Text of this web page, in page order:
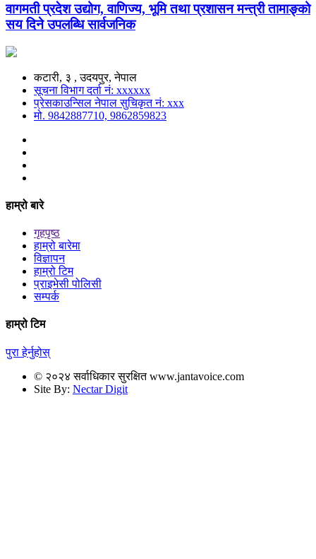
वागमती प्रदेश उद्योग, वाणिज्य, भूमि तथा प्रशासन मन्त्री तामाङ्को
सय दिने उपलब्धि सार्वजनिक
कटारी, ३ , उदयपुर, नेपाल
सूचना विभाग दर्ता नं: xxxxxx
प्रेसकाउन्सिल नेपाल सुचिकृत नं: xxx
मो. 9842887710, 9862859823
हाम्रो बारे
गृहपृष्ठ
हाम्रो बारेमा
विज्ञापन
हाम्रो टिम
प्राइभेसी पोलिसी
सम्पर्क
हाम्रो टिम
पुरा हेर्नुहोस्
© २०२४ सर्वाधिकार सुरक्षित www.jantavoice.com
Site By: Nectar Digit